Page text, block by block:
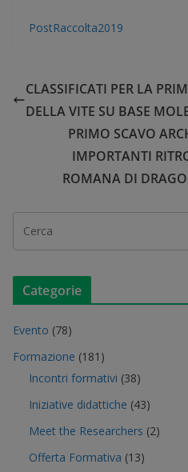
PostRaccolta2019
CLASSIFICATI PER LA
DELLA VITE SU BASE
PRIMO SCAVO
IMPORTANTI
ROMANA DI
Categorie
Evento (78)
Formazione (181)
Incontri formativi (38)
Iniziative didattiche (43)
Meet the Researchers (2)
Offerta Formativa (13)